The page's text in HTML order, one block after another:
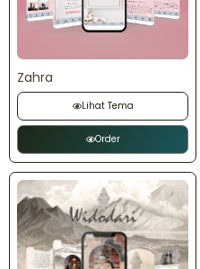
Zahra
Lihat Tema
Order